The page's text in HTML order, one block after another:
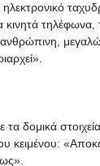
κινητά
δομικά
κειμένου: